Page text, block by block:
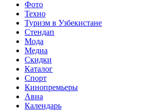
Фото
Техно
Туризм в Узбекистане
Стендап
Мода
Медиа
Скидки
Каталог
Спорт
Кинопремьеры
Авиа
Календарь